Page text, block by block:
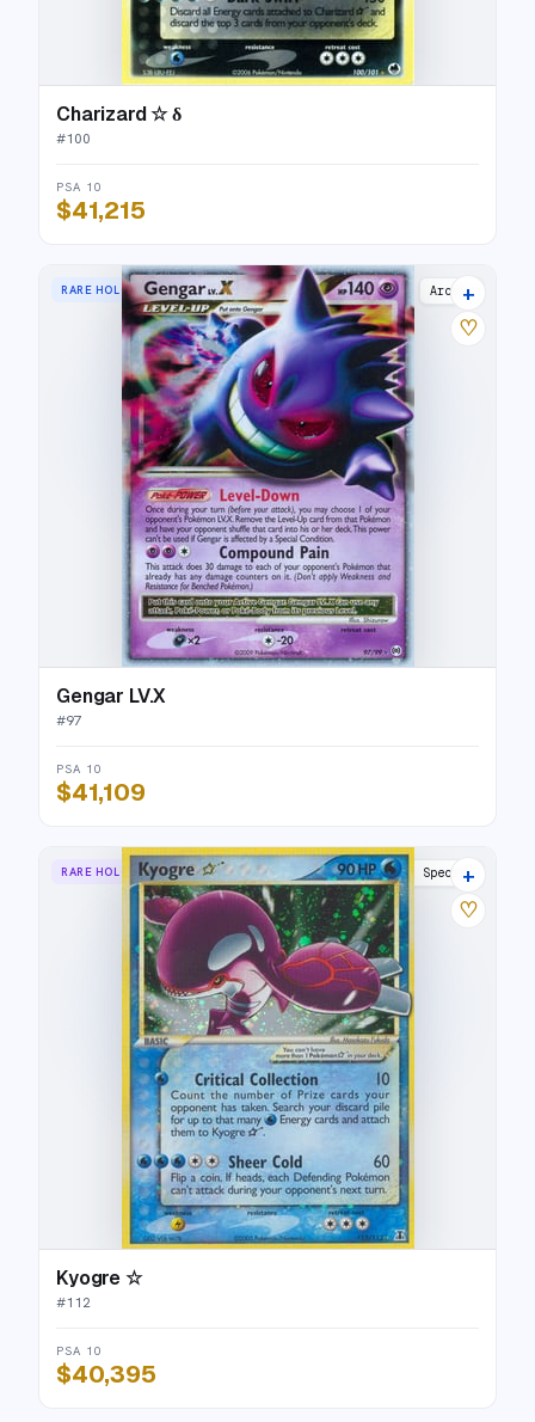
Charizard ☆ δ
#100
PSA 10
$41,215
RARE HOLO LV.X Arceus
+
♡
Gengar LV.X
#97
PSA 10
$41,109
RARE HOLO STAR Delta Species
+
♡
Kyogre ☆
#112
PSA 10
$40,395